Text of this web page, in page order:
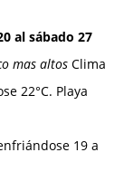
al sábado 27
mas altos Clima
22°C. Playa
19 a